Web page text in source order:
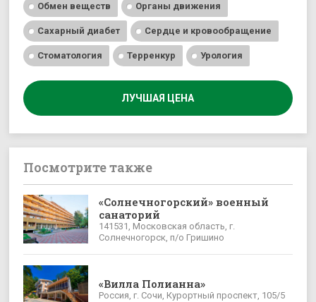
Обмен веществ Органы движения
Сахарный диабет Сердце и кровообращение
Стоматология Терренкур Урология
ЛУЧШАЯ ЦЕНА
Посмотрите также
«Солнечногорский» военный
санаторий
141531, Московская область, г.
Солнечногорск, п/о Гришино
«Вилла Полианна»
Россия, г. Сочи, Курортный проспект, 105/5